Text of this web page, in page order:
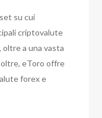
su cui
criptovalute
a una vasta
eToro offre
forex e